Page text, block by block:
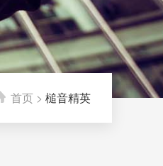
首页 > 槌音精英